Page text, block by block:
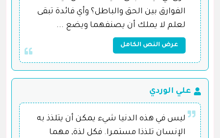
الفوارق بين الحق والباطل؟ وأي فائدة تبقى
لعلم لا يملك أن يصنفهما ويضع ...
عرض النص الكامل
علي الوردي
‎ليس في هذه الدنيا شيء يمكن أن يتلذذ به
الإنسان تلذذا مستمرا. فكل لذة, مهما